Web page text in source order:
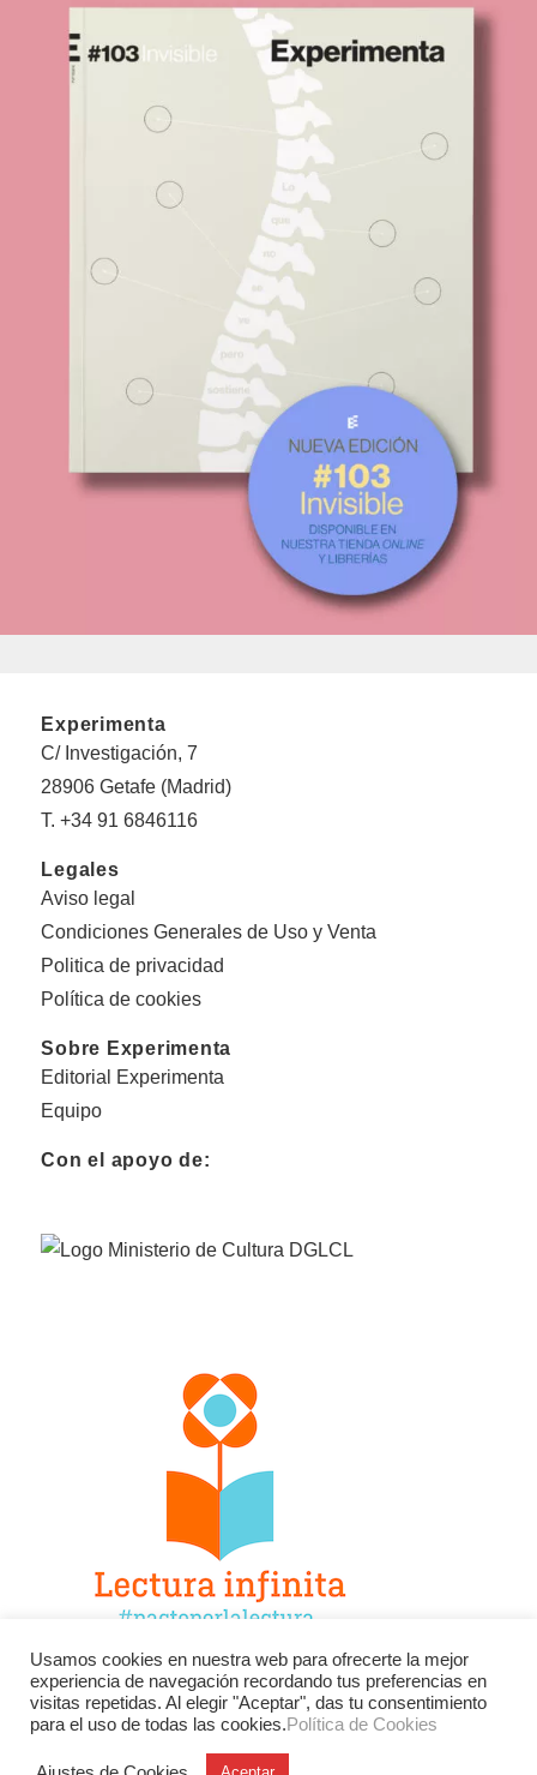
Experimenta
C/ Investigación, 7
28906 Getafe (Madrid)
T. +34 91 6846116
Legales
Aviso legal
Condiciones Generales de Uso y Venta
Politica de privacidad
Política de cookies
Sobre Experimenta
Editorial Experimenta
Equipo
Con el apoyo de:
Facebook Twitter
Instagram
YouTube
LinkedIn Contacto
Usamos cookies en nuestra web para ofrecerte la mejor
experiencia de navegación recordando tus preferencias en
visitas repetidas. Al elegir "Aceptar", das tu consentimiento
para el uso de todas las cookies.Política de Cookies